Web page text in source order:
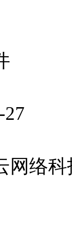
27
网络